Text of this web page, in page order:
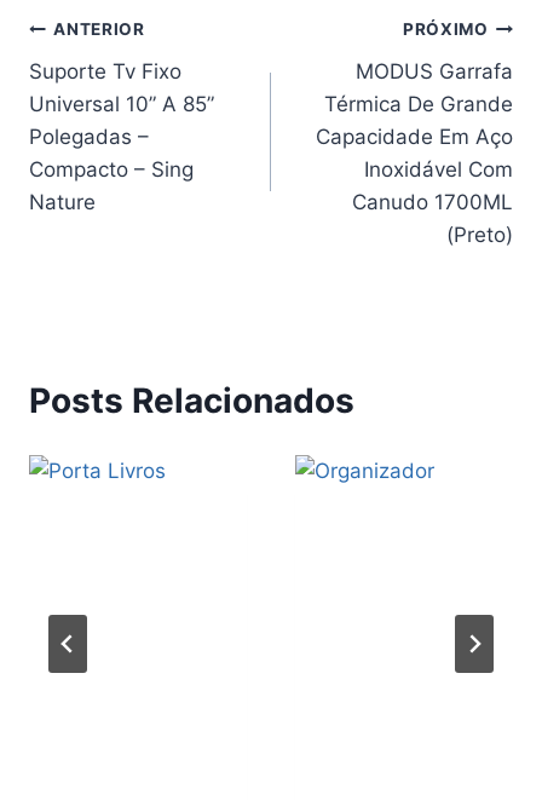
Navegação
de
Post
ANTERIOR
Suporte Tv Fixo
Universal 10” A 85”
Polegadas –
Compacto – Sing
Nature
PRÓXIMO
MODUS Garrafa
Térmica De Grande
Capacidade Em Aço
Inoxidável Com
Canudo 1700ML
(Preto)
Posts Relacionados